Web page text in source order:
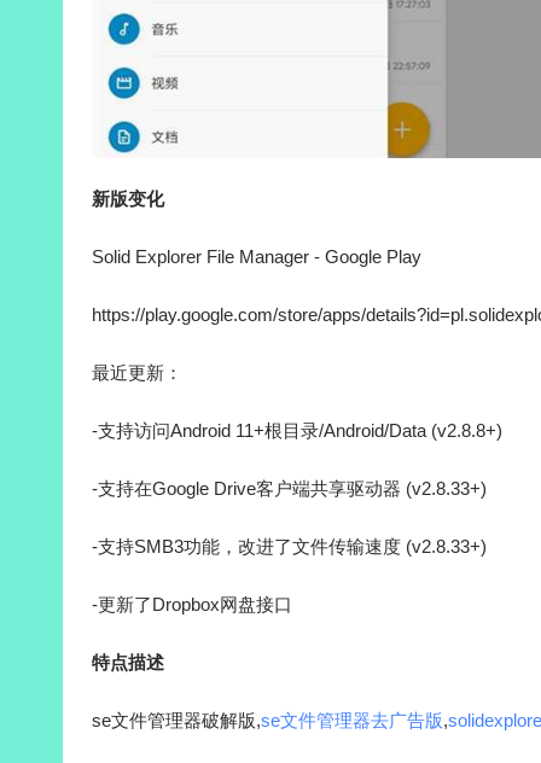
新版变化
Solid Explorer File Manager - Google Play
https://play.google.com/store/apps/
最近更新：
-支持访问Android 11+根目录/Android/Data (v2.8.8+)
-支持在Google Drive客户端共享驱动器 (v2.8.33+)
-支持SMB3功能，改进了文件传输速度 (v2.8.33+)
-更新了Dropbox网盘接口
特点描述
se文件管理器破解版,se文件管理器去广告版,